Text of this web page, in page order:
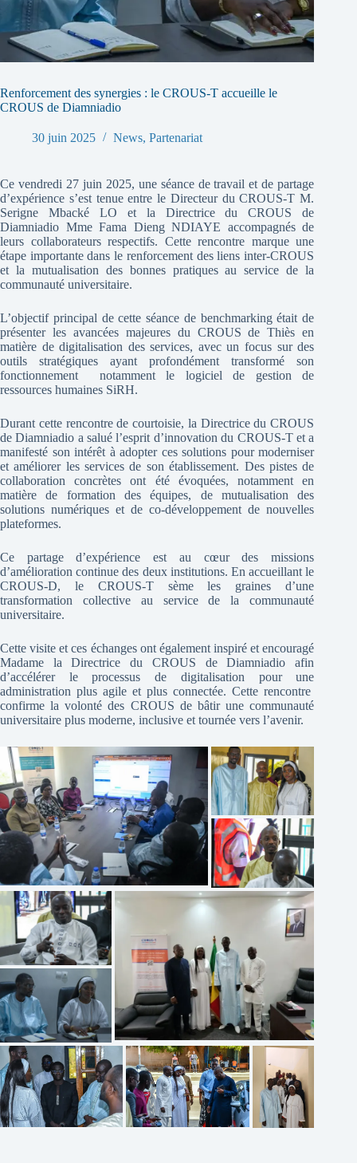
Renforcement des synergies : le CROUS-T accueille le
CROUS de Diamniadio
30 juin 2025 News, Partenariat
Ce vendredi 27 juin 2025, une séance de travail et de partage
d’expérience s’est tenue entre le Directeur du CROUS-T M.
Serigne Mbacké LO et la Directrice du CROUS de
Diamniadio Mme Fama Dieng NDIAYE accompagnés de
leurs collaborateurs respectifs. Cette rencontre marque une
étape importante dans le renforcement des liens inter-CROUS
et la mutualisation des bonnes pratiques au service de la
communauté universitaire.
L’objectif principal de cette séance de benchmarking était de
présenter les avancées majeures du CROUS de Thiès en
matière de digitalisation des services, avec un focus sur des
outils stratégiques ayant profondément transformé son
fonctionnement notamment le logiciel de gestion de
ressources humaines SiRH.
Durant cette rencontre de courtoisie, la Directrice du CROUS
de Diamniadio a salué l’esprit d’innovation du CROUS-T et a
manifesté son intérêt à adopter ces solutions pour moderniser
et améliorer les services de son établissement. Des pistes de
collaboration concrètes ont été évoquées, notamment en
matière de formation des équipes, de mutualisation des
solutions numériques et de co-développement de nouvelles
plateformes.
Ce partage d’expérience est au cœur des missions
d’amélioration continue des deux institutions. En accueillant le
CROUS-D, le CROUS-T sème les graines d’une
transformation collective au service de la communauté
universitaire.
Cette visite et ces échanges ont également inspiré et encouragé
Madame la Directrice du CROUS de Diamniadio afin
d’accélérer le processus de digitalisation pour une
administration plus agile et plus connectée. Cette rencontre
confirme la volonté des CROUS de bâtir une communauté
universitaire plus moderne, inclusive et tournée vers l’avenir.